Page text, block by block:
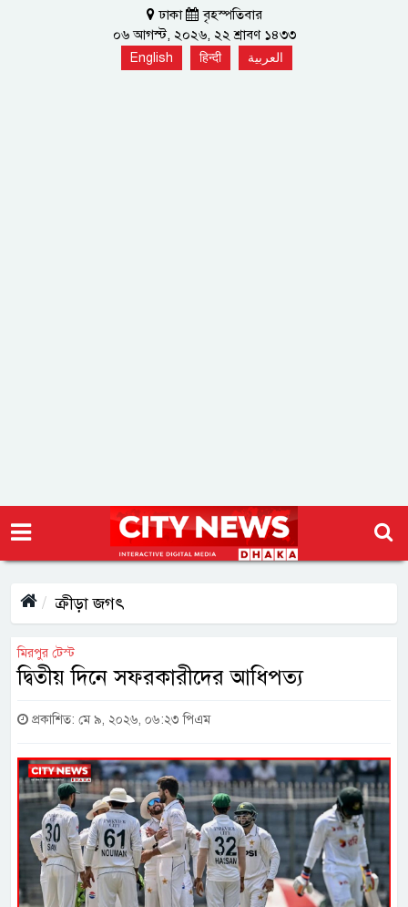
ঢাকা
বৃহস্পতিবার
০৬ আগস্ট, ২০২৬, ২২ শ্রাবণ ১৪৩৩
English हिन्दी العربية
ক্রীড়া জগৎ
মিরপুর টেস্ট
দ্বিতীয় দিনে সফরকারীদের আধিপত্য
প্রকাশিত: মে ৯, ২০২৬, ০৬:২৩ পিএম